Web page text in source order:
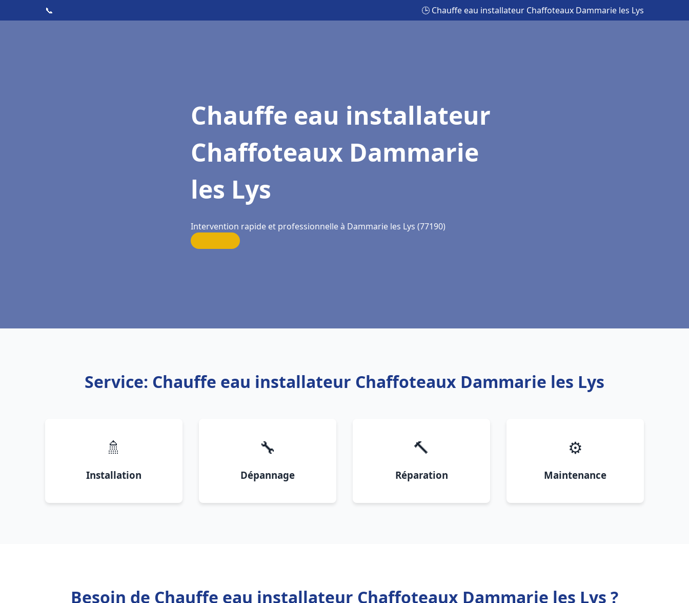
📞 🕒 Chauffe eau installateur Chaffoteaux Dammarie les Lys
Chauffe eau installateur
Chaffoteaux Dammarie
les Lys
Intervention rapide et professionnelle à Dammarie les Lys (77190)
Service: Chauffe eau installateur Chaffoteaux Dammarie les Lys
🚿
Installation
🔧
Dépannage
🔨
Réparation
⚙️
Maintenance
Besoin de Chauffe eau installateur Chaffoteaux Dammarie les Lys ?